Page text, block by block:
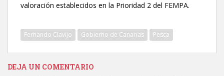
valoración establecidos en la Prioridad 2 del FEMPA.
Fernando Clavijo Gobierno de Canarias Pesca
DEJA UN COMENTARIO